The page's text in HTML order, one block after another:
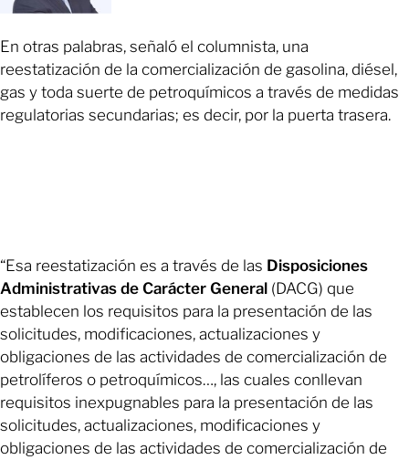
En otras palabras, señaló el columnista, una
reestatización de la comercialización de gasolina, diésel,
gas y toda suerte de petroquímicos a través de medidas
regulatorias secundarias; es decir, por la puerta trasera.
“Esa reestatización es a través de las Disposiciones
Administrativas de Carácter General (DACG) que
establecen los requisitos para la presentación de las
solicitudes, modificaciones, actualizaciones y
obligaciones de las actividades de comercialización de
petrolíferos o petroquímicos…, las cuales conllevan
requisitos inexpugnables para la presentación de las
solicitudes, actualizaciones, modificaciones y
obligaciones de las actividades de comercialización de